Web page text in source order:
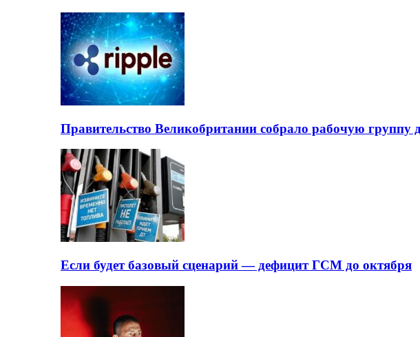
Правительство Великобритании собрало рабочую
Если будет базовый сценарий — дефицит ГСМ до октября